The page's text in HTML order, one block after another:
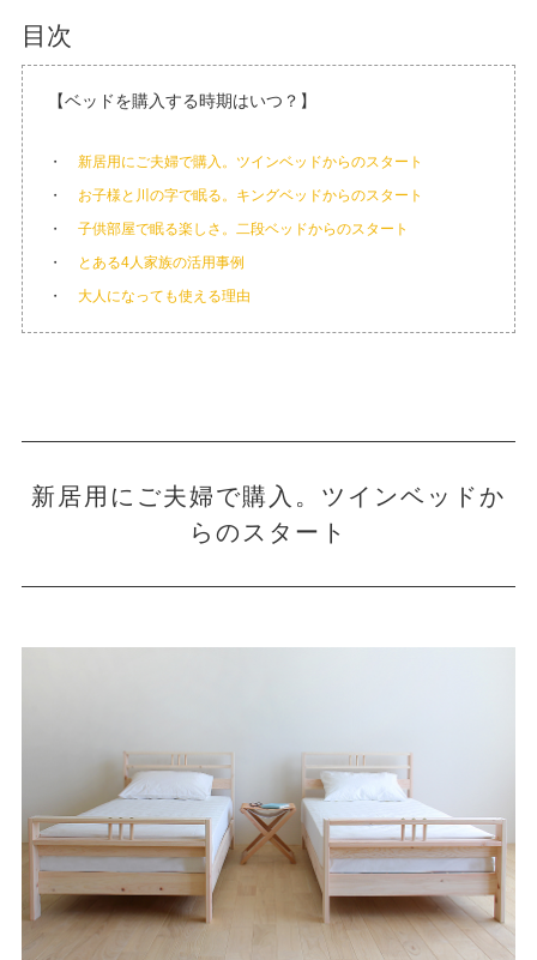
目次
【ベッドを購入する時期はいつ？】
新居用にご夫婦で購入。ツインベッドからのスタート
お子様と川の字で眠る。キングベッドからのスタート
子供部屋で眠る楽しさ。二段ベッドからのスタート
とある4人家族の活用事例
大人になっても使える理由
新居用にご夫婦で購入。ツインベッドか
らのスタート